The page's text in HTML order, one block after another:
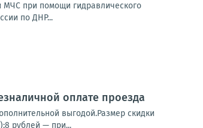
МЧС при помощи гидравлического
по ДНР...
оплате проезда
выгодой.Размер скидки
рублей — при...